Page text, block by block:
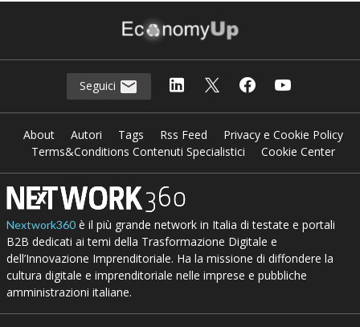
Seguici
About Autori Tags Rss Feed
Privacy e Cookie Policy
Terms&Conditions Contenuti Specialistici
Cookie Center
Nextwork360è il più grande network in Italia di testate e portali
B2B dedicati ai temi della Trasformazione Digitale e
dell’Innovazione Imprenditoriale. Ha la missione di diffondere la
cultura digitale e imprenditoriale nelle imprese e pubbliche
amministrazioni italiane.